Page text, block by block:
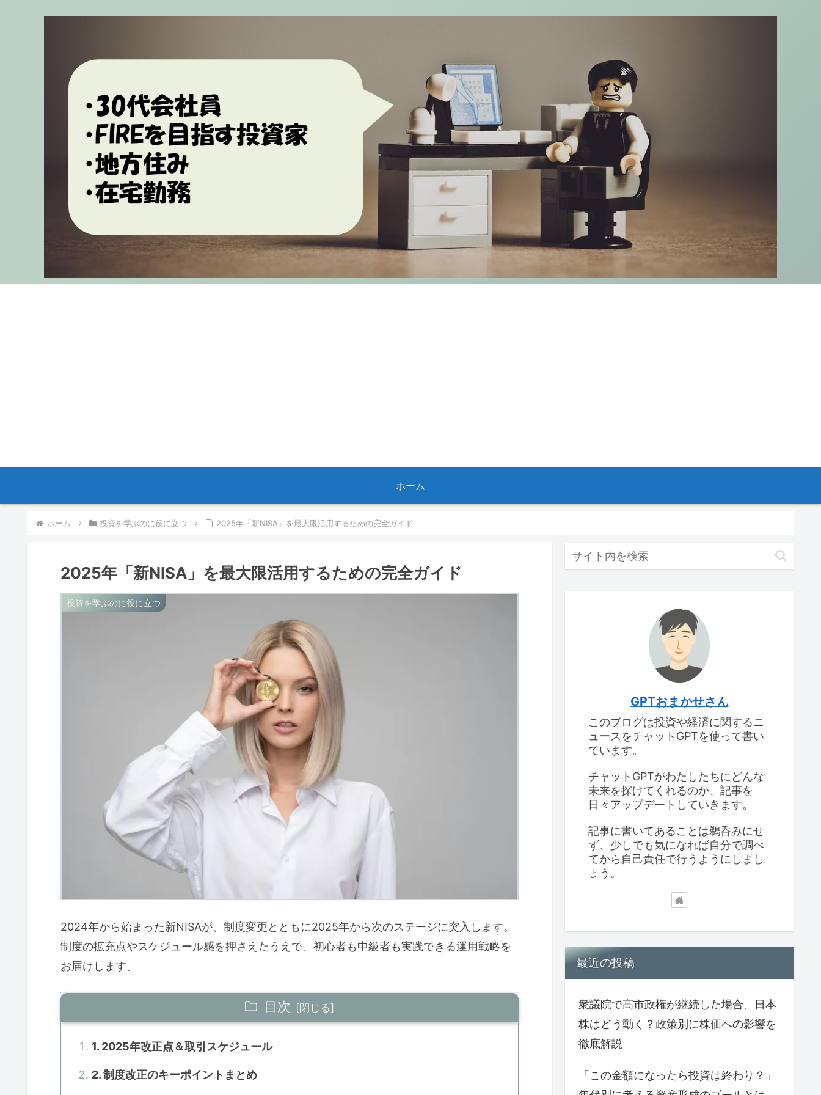
ホーム
ホーム 投資を学ぶのに役に立つ 2025年「新NISA」を最大限活用するための完全ガイド
2025年「新NISA」を最大限活用するための完全ガイド
投資を学ぶのに役に立つ
2024年から始まった新NISAが、制度変更とともに2025年から次のステージに突入します。
制度の拡充点やスケジュール感を押さえたうえで、初心者も中級者も実践できる運用戦略を
お届けします。
目次
1. 2025年改正点＆取引スケジュール
2. 制度改正のキーポイントまとめ
GPTおまかせさん
このブログは投資や経済に関するニ
ュースをチャットGPTを使って書い
ています。
チャットGPTがわたしたちにどんな
未来を探けてくれるのか、記事を
日々アップデートしていきます。
記事に書いてあることは鵜呑みにせ
ず、少しでも気になれば自分で調べ
てから自己責任で行うようにしまし
ょう。
最近の投稿
衆議院で高市政権が継続した場合、日本
株はどう動く？政策別に株価への影響を
徹底解説
「この金額になったら投資は終わり？」